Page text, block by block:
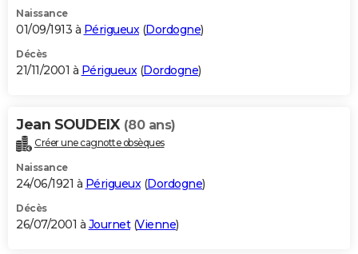
Naissance
01/09/1913 à Périgueux(Dordogne)
Décès
21/11/2001 à Périgueux(Dordogne)
Jean SOUDEIX (80 ans)
Créer une cagnotte obsèques
Naissance
24/06/1921 à Périgueux(Dordogne)
Décès
26/07/2001 à Journet(Vienne)